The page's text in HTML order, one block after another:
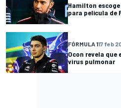
Hamilton
para película de
FÓRMULA 117 feb
Ocon revela
virus pulmonar